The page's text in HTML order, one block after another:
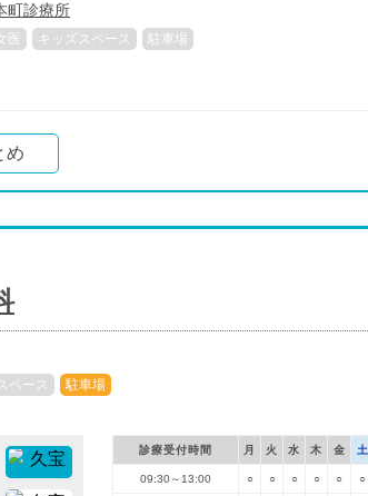
町診療所
医 キッズスペース 駐車場
め
ペース 駐車場
診療受付時間 月 火 水 木 金 土
09:30～13:00 ○ ○ ○ ○ ○ ○